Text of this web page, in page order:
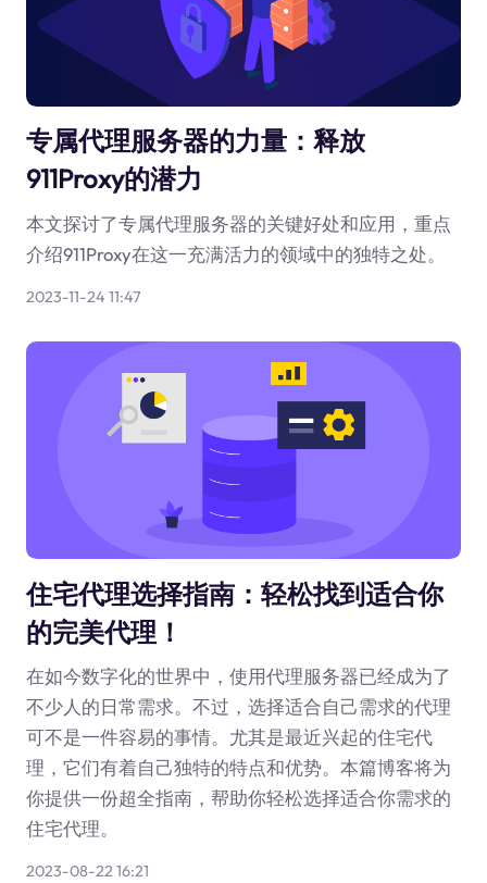
专属代理服务器的力量：释放
911Proxy的潜力
本文探讨了专属代理服务器的关键好处和应用，重点
介绍911Proxy在这一充满活力的领域中的独特之处。
2023-11-24 11:47
住宅代理选择指南：轻松找到适合你
的完美代理！
在如今数字化的世界中，使用代理服务器已经成为了
不少人的日常需求。不过，选择适合自己需求的代理
可不是一件容易的事情。尤其是最近兴起的住宅代
理，它们有着自己独特的特点和优势。本篇博客将为
你提供一份超全指南，帮助你轻松选择适合你需求的
住宅代理。
2023-08-22 16:21